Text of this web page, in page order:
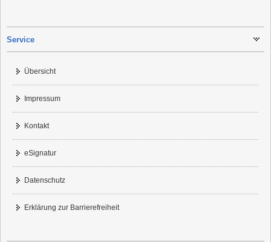
Service
Übersicht
Impressum
Kontakt
eSignatur
Datenschutz
Erklärung zur Barrierefreiheit